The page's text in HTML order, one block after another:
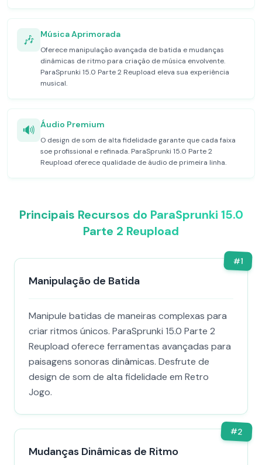
🎶 Música Aprimorada
Oferece manipulação avançada de batida e mudanças
dinâmicas de ritmo para criação de música envolvente.
ParaSprunki 15.0 Parte 2 Reupload eleva sua experiência
musical.
🔊 Áudio Premium
O design de som de alta fidelidade garante que cada faixa
soe profissional e refinada. ParaSprunki 15.0 Parte 2
Reupload oferece qualidade de áudio de primeira linha.
Principais Recursos do ParaSprunki 15.0
Parte 2 Reupload
#1
Manipulação de Batida
Manipule batidas de maneiras complexas para
criar ritmos únicos. ParaSprunki 15.0 Parte 2
Reupload oferece ferramentas avançadas para
paisagens sonoras dinâmicas. Desfrute de
design de som de alta fidelidade em Retro
Jogo.
#2
Mudanças Dinâmicas de Ritmo